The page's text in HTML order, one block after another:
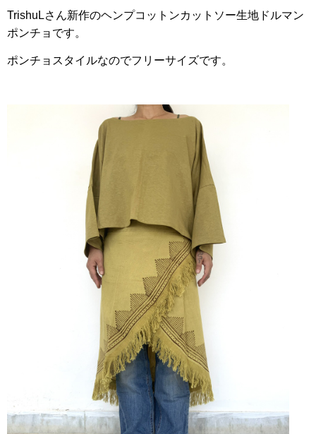
TrishuLさん新作のヘンプコットンカットソー生地ドルマン
ポンチョです。
ポンチョスタイルなのでフリーサイズです。